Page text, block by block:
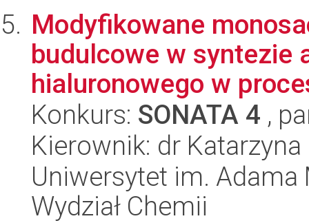
Modyfikowane
budulcowe w syntezie
hialuronowego w
Konkurs: SONATA 4 ,
Kierownik: dr
Uniwersytet im.
Wydział Chemii